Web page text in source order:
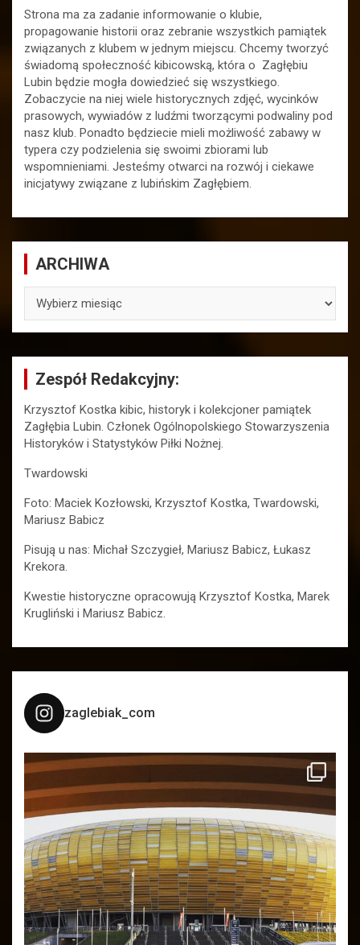
Strona ma za zadanie informowanie o klubie,
propagowanie historii oraz zebranie wszystkich pamiątek
związanych z klubem w jednym miejscu. Chcemy tworzyć
świadomą społeczność kibicowską, która o Zagłębiu
Lubin będzie mogła dowiedzieć się wszystkiego.
Zobaczycie na niej wiele historycznych zdjęć, wycinków
prasowych, wywiadów z ludźmi tworzącymi podwaliny pod
nasz klub. Ponadto będziecie mieli możliwość zabawy w
typera czy podzielenia się swoimi zbiorami lub
wspomnieniami. Jesteśmy otwarci na rozwój i ciekawe
inicjatywy związane z lubińskim Zagłębiem.
ARCHIWA
Zespół Redakcyjny:
Krzysztof Kostka kibic, historyk i kolekcjoner pamiątek
Zagłębia Lubin. Członek Ogólnopolskiego Stowarzyszenia
Historyków i Statystyków Piłki Nożnej.
Twardowski
Foto: Maciek Kozłowski, Krzysztof Kostka, Twardowski,
Mariusz Babicz
Pisują u nas: Michał Szczygieł, Mariusz Babicz, Łukasz
Krekora.
Kwestie historyczne opracowują Krzysztof Kostka, Marek
Krugliński i Mariusz Babicz.
zaglebiak_com